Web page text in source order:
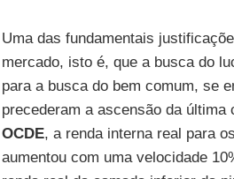
Uma das fundamentais
mercado, isto é, que a busca do
para a busca do bem comum, se
precederam a ascensão da
OCDE, a renda interna real para
aumentou com uma velocidade